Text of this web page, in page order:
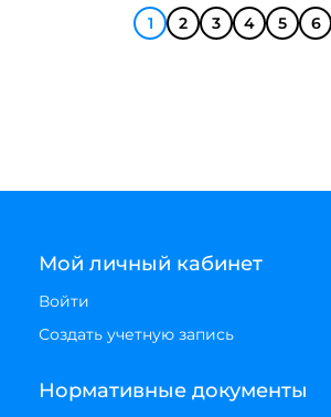
1
2 3 4 5 6
Мой личный кабинет
Войти
Создать учетную запись
Нормативные документы